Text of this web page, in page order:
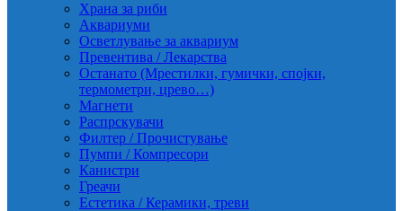
Храна за риби
Аквариуми
Осветлување за аквариум
Превентива / Лекарства
Останато (Мрестилки, гумички, спојки,
термометри, црево…)
Магнети
Распрскувачи
Филтер / Прочистување
Пумпи / Компресори
Канистри
Греачи
Естетика / Керамики, треви